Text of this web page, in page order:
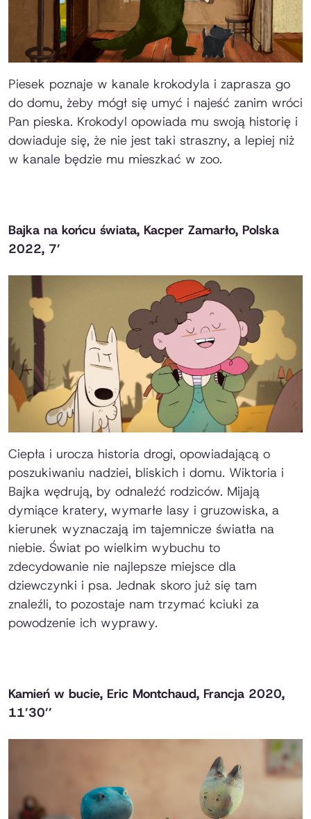
Piesek poznaje w kanale krokodyla i zaprasza go
do domu, żeby mógł się umyć i najeść zanim wróci
Pan pieska. Krokodyl opowiada mu swoją historię i
dowiaduje się, że nie jest taki straszny, a lepiej niż
w kanale będzie mu mieszkać w zoo.
Bajka na końcu świata, Kacper Zamarło, Polska
2022, 7’
Ciepła i urocza historia drogi, opowiadającą o
poszukiwaniu nadziei, bliskich i domu. Wiktoria i
Bajka wędrują, by odnaleźć rodziców. Mijają
dymiące kratery, wymarłe lasy i gruzowiska, a
kierunek wyznaczają im tajemnicze światła na
niebie. Świat po wielkim wybuchu to
zdecydowanie nie najlepsze miejsce dla
dziewczynki i psa. Jednak skoro już się tam
znaleźli, to pozostaje nam trzymać kciuki za
powodzenie ich wyprawy.
Kamień w bucie, Eric Montchaud, Francja 2020,
11’30’’